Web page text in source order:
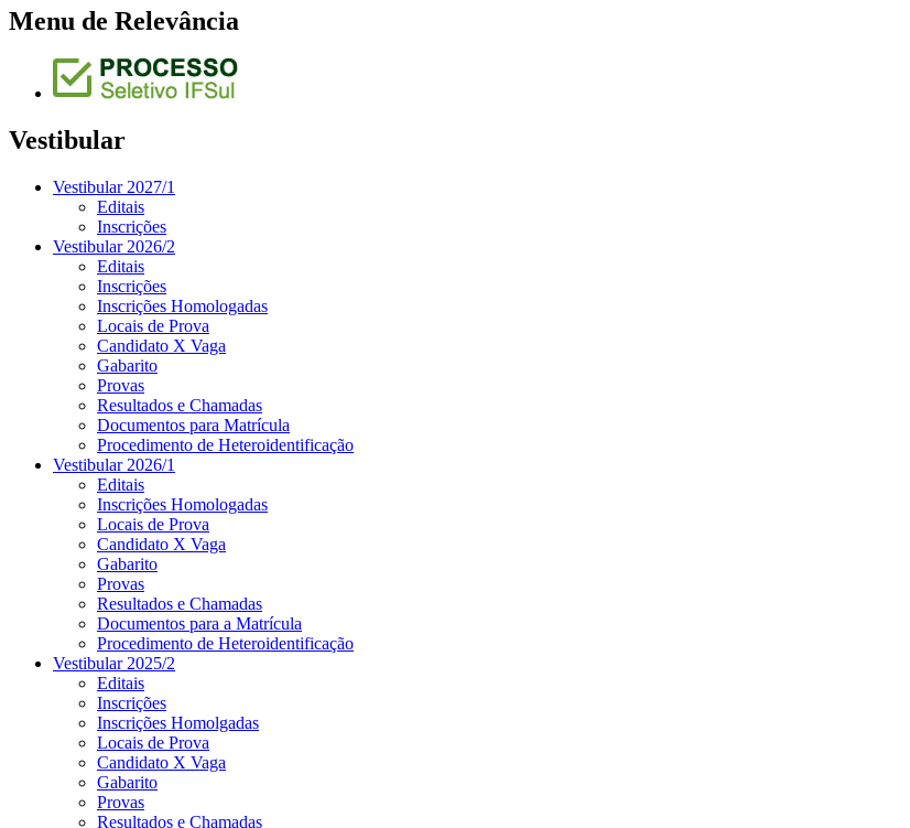
Menu de Relevância
Vestibular
Vestibular 2027/1
Editais
Inscrições
Vestibular 2026/2
Editais
Inscrições
Inscrições Homologadas
Locais de Prova
Candidato X Vaga
Gabarito
Provas
Resultados e Chamadas
Documentos para Matrícula
Procedimento de Heteroidentificação
Vestibular 2026/1
Editais
Inscrições Homologadas
Locais de Prova
Candidato X Vaga
Gabarito
Provas
Resultados e Chamadas
Documentos para a Matrícula
Procedimento de Heteroidentificação
Vestibular 2025/2
Editais
Inscrições
Inscrições Homolgadas
Locais de Prova
Candidato X Vaga
Gabarito
Provas
Resultados e Chamadas